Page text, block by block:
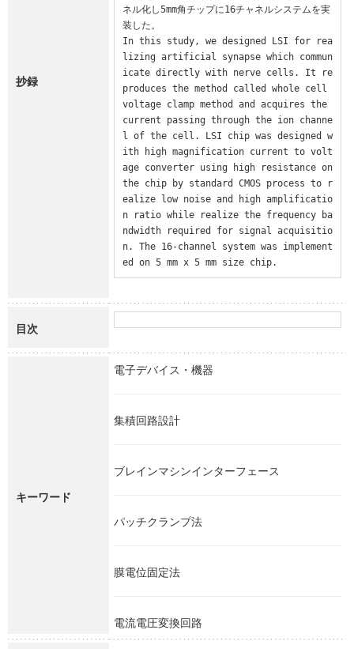
抄録
ネル化し5mm角チップに16チャネルシステムを実
装した。
In this study, we designed LSI for rea
lizing artificial synapse which commun
icate directly with nerve cells. It re
produces the method called whole cell
voltage clamp method and acquires the
current passing through the ion channe
l of the cell. LSI chip was designed w
ith high magnification current to volt
age converter using high resistance on
the chip by standard CMOS process to r
ealize low noise and high amplificatio
n ratio while realize the frequency ba
ndwidth required for signal acquisitio
n. The 16-channel system was implement
ed on 5 mm x 5 mm size chip.
目次
キーワード
電子デバイス・機器
集積回路設計
ブレインマシンインターフェース
パッチクランプ法
膜電位固定法
電流電圧変換回路